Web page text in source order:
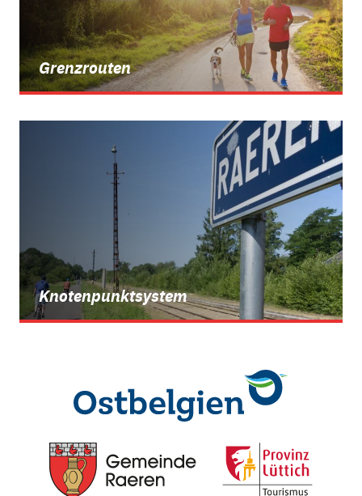
Grenzrouten
Knotenpunktsystem